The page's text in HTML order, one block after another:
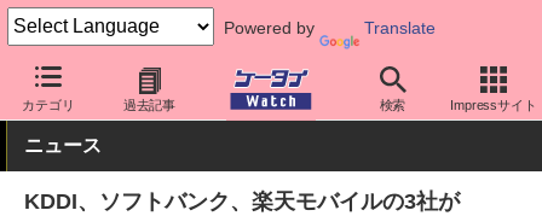
Powered by Translate
カテゴリ 過去記事 検索 Impressサイト
ケータイ Watch 業界動向 政策
ニュース
KDDI、ソフトバンク、楽天モバイルの3社が